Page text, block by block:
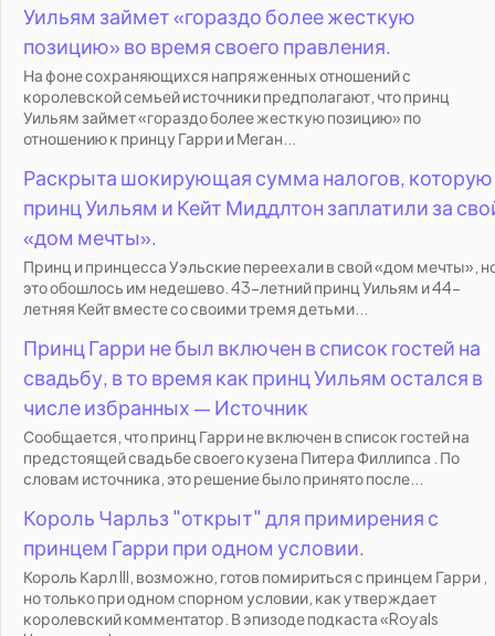
Уильям займет «гораздо более жесткую
позицию» во время своего правления.
На фоне сохраняющихся напряженных отношений с
королевской семьей источники предполагают, что принц
Уильям займет «гораздо более жесткую позицию» по
отношению к принцу Гарри и Меган...
Раскрыта шокирующая сумма налогов, которую
принц Уильям и Кейт Миддлтон заплатили за
«дом мечты».
Принц и принцесса Уэльские переехали в свой «дом мечты»,
это обошлось им недешево. 43-летний принц Уильям и 44-
летняя Кейт вместе со своими тремя детьми...
Принц Гарри не был включен в список гостей на
свадьбу, в то время как принц Уильям остался в
числе избранных — Источник
Сообщается, что принц Гарри не включен в список гостей на
предстоящей свадьбе своего кузена Питера Филлипса . По
словам источника, это решение было принято после...
Король Чарльз "открыт" для примирения с
принцем Гарри при одном условии.
Король Карл III, возможно, готов помириться с принцем Гарри ,
но только при одном спорном условии, как утверждает
королевский комментатор. В эпизоде подкаста «Royals